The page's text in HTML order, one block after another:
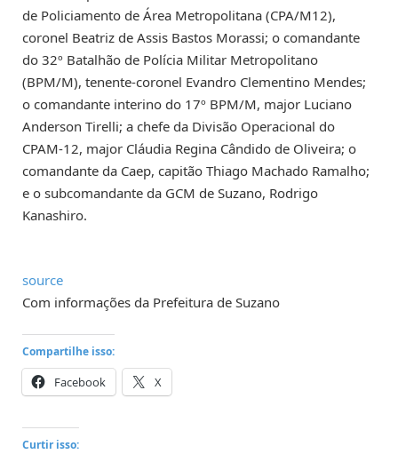
de Policiamento de Área Metropolitana (CPA/M12),
coronel Beatriz de Assis Bastos Morassi; o comandante
do 32º Batalhão de Polícia Militar Metropolitano
(BPM/M), tenente-coronel Evandro Clementino Mendes;
o comandante interino do 17º BPM/M, major Luciano
Anderson Tirelli; a chefe da Divisão Operacional do
CPAM-12, major Cláudia Regina Cândido de Oliveira; o
comandante da Caep, capitão Thiago Machado Ramalho;
e o subcomandante da GCM de Suzano, Rodrigo
Kanashiro.
source
Com informações da Prefeitura de Suzano
Compartilhe isso:
Facebook X
Curtir isso: